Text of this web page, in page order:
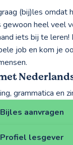
(bij)les omdat
heel veel
iets bij te leren!
job en kom je
grammatica en
Bijles aanvragen
Profiel lesgever